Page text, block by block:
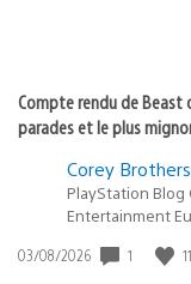
Compte rendu de Beast
parades et le plus
Corey
PlayStation
Entertainment
Date
03/08/2026 1 11